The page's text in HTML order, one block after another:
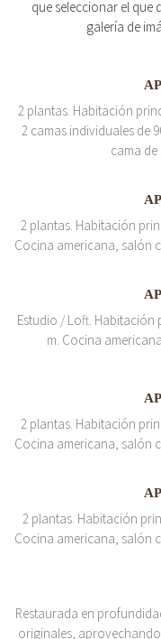
que seleccionar el que
galería de
2 plantas. Habitación
2 camas individuales de
cama
2 plantas. Habitación
Cocina americana, salón
Estudio / Loft. Habitación
m. Cocina
2 plantas. Habitación
Cocina americana, salón
2 plantas. Habitación
Cocina americana, salón
Restaurada en
originales,